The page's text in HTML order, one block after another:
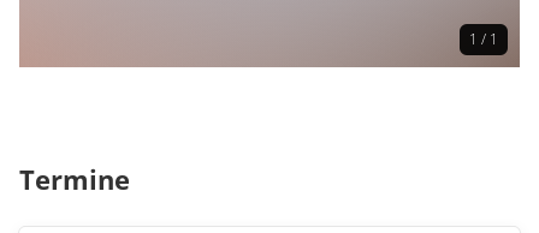
1 / 1
Termine